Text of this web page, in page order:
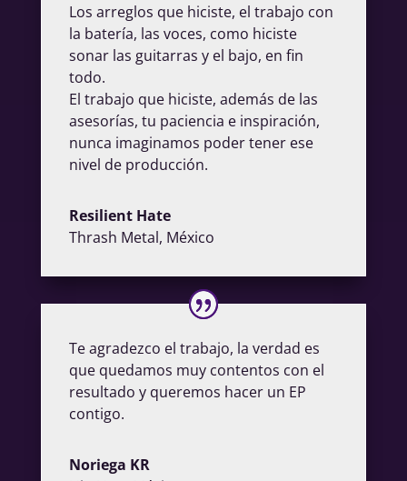
Los arreglos que hiciste, el trabajo con
la batería, las voces, como hiciste
sonar las guitarras y el bajo, en fin
todo.
El trabajo que hiciste, además de las
asesorías, tu paciencia e inspiración,
nunca imaginamos poder tener ese
nivel de producción.
Resilient Hate
Thrash Metal, México
Te agradezco el trabajo, la verdad es
que quedamos muy contentos con el
resultado y queremos hacer un EP
contigo.
Noriega KR